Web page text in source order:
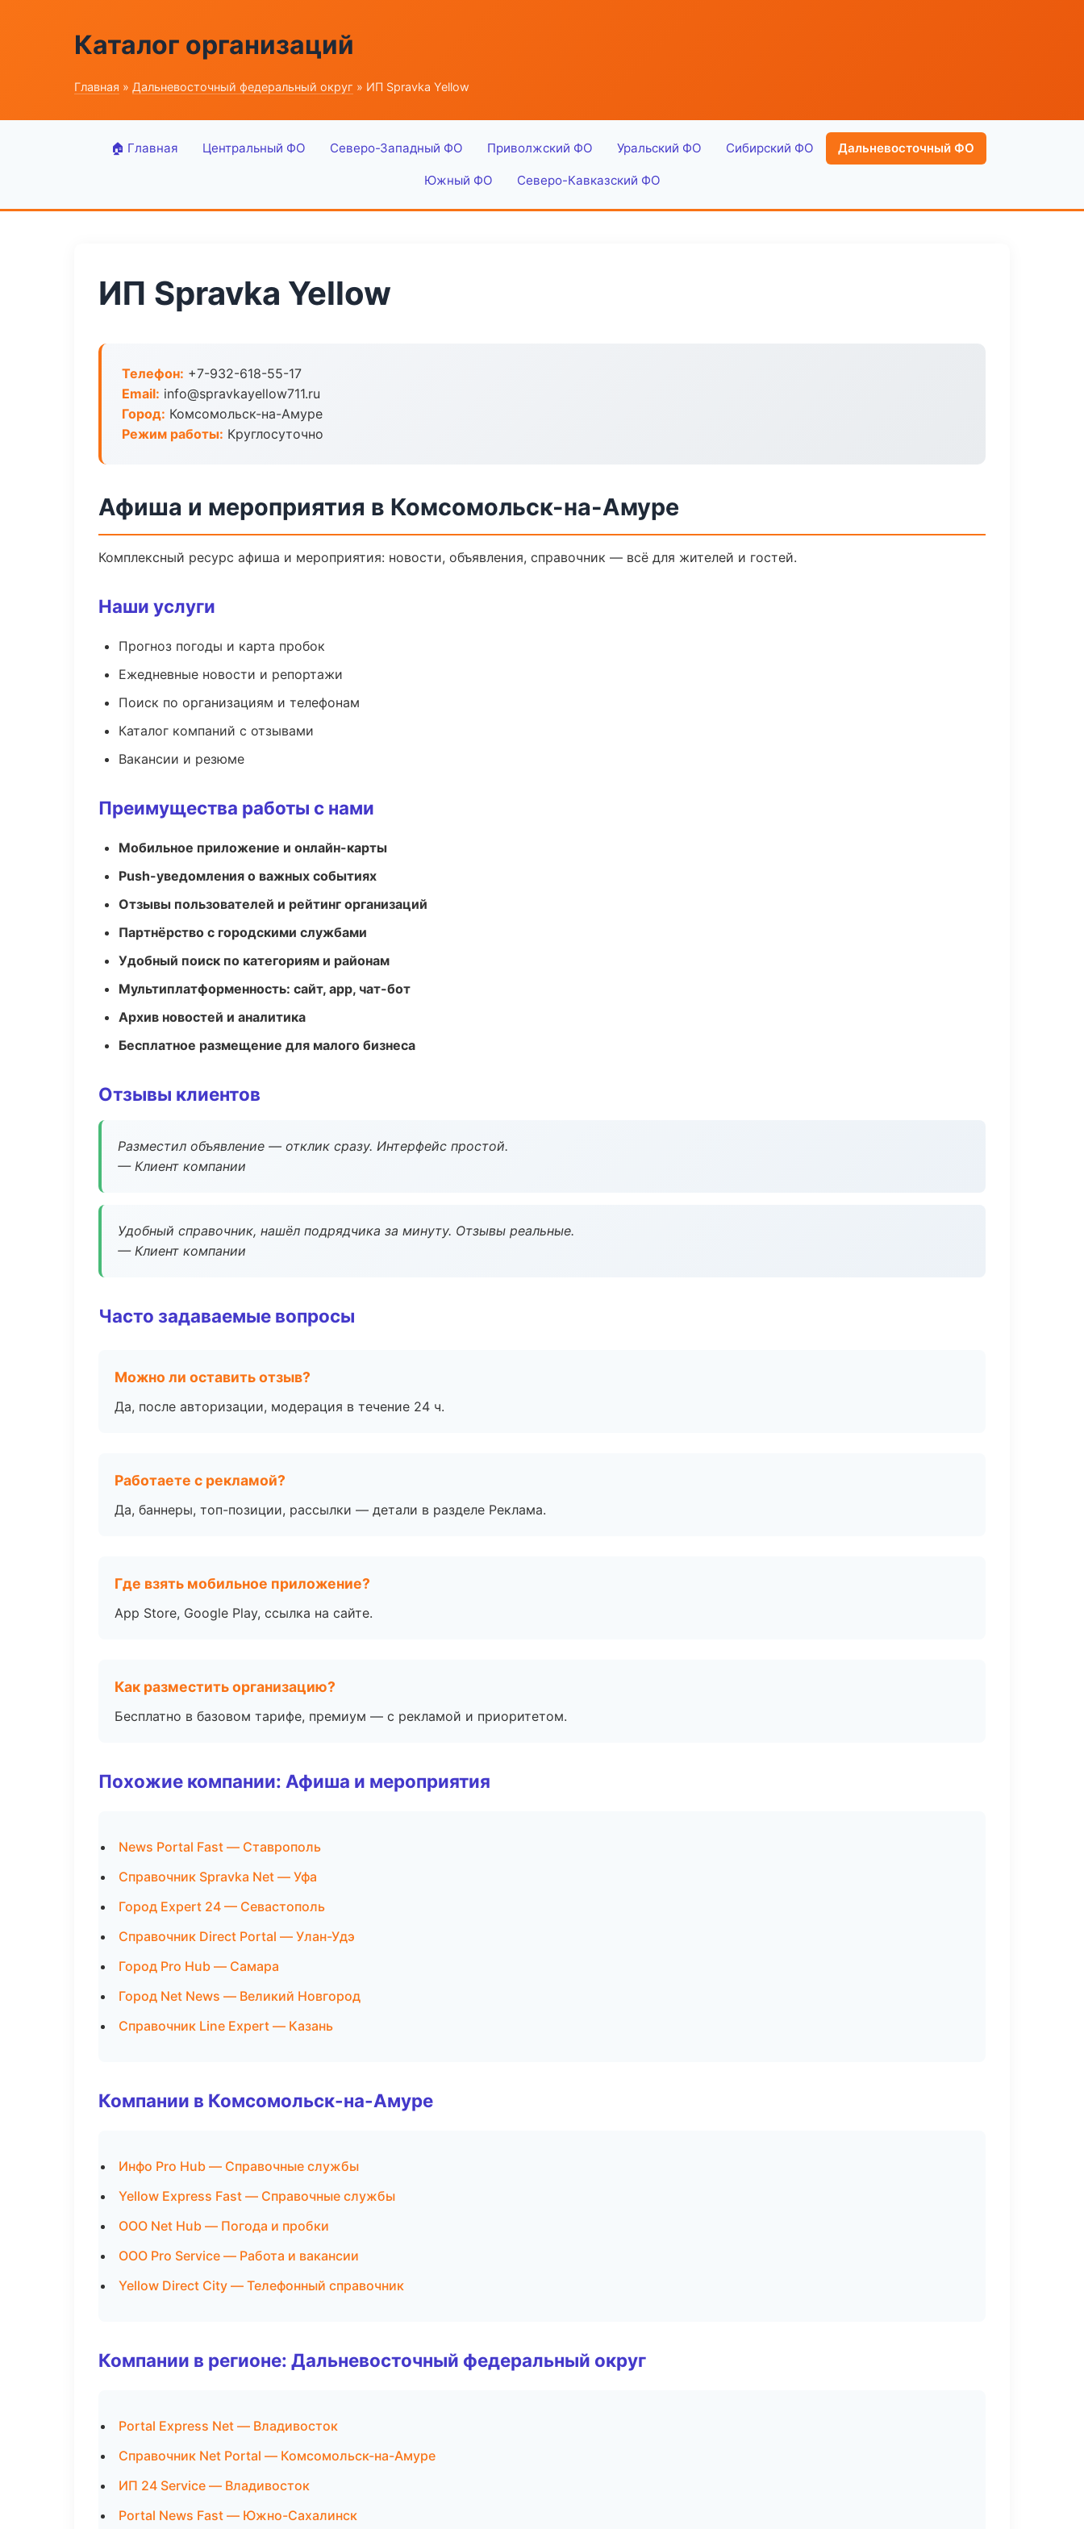
Каталог организаций
Главная » Дальневосточный федеральный округ » ИП Spravka Yellow
🏠 Главная Центральный ФО Северо-Западный ФО Приволжский ФО Уральский ФО Сибирский ФО Дальневосточный ФО
Южный ФО Северо-Кавказский ФО
ИП Spravka Yellow
Телефон: +7-932-618-55-17
Email: info@spravkayellow711.ru
Город: Комсомольск-на-Амуре
Режим работы: Круглосуточно
Афиша и мероприятия в Комсомольск-на-Амуре
Комплексный ресурс афиша и мероприятия: новости, объявления, справочник — всё для жителей и гостей.
Наши услуги
Прогноз погоды и карта пробок
Ежедневные новости и репортажи
Поиск по организациям и телефонам
Каталог компаний с отзывами
Вакансии и резюме
Преимущества работы с нами
Мобильное приложение и онлайн-карты
Push-уведомления о важных событиях
Отзывы пользователей и рейтинг организаций
Партнёрство с городскими службами
Удобный поиск по категориям и районам
Мультиплатформенность: сайт, app, чат-бот
Архив новостей и аналитика
Бесплатное размещение для малого бизнеса
Отзывы клиентов
Разместил объявление — отклик сразу. Интерфейс простой.
— Клиент компании
Удобный справочник, нашёл подрядчика за минуту. Отзывы реальные.
— Клиент компании
Часто задаваемые вопросы
Можно ли оставить отзыв?
Да, после авторизации, модерация в течение 24 ч.
Работаете с рекламой?
Да, баннеры, топ-позиции, рассылки — детали в разделе Реклама.
Где взять мобильное приложение?
App Store, Google Play, ссылка на сайте.
Как разместить организацию?
Бесплатно в базовом тарифе, премиум — с рекламой и приоритетом.
Похожие компании: Афиша и мероприятия
News Portal Fast — Ставрополь
Справочник Spravka Net — Уфа
Город Expert 24 — Севастополь
Справочник Direct Portal — Улан-Удэ
Город Pro Hub — Самара
Город Net News — Великий Новгород
Справочник Line Expert — Казань
Компании в Комсомольск-на-Амуре
Инфо Pro Hub — Справочные службы
Yellow Express Fast — Справочные службы
ООО Net Hub — Погода и пробки
ООО Pro Service — Работа и вакансии
Yellow Direct City — Телефонный справочник
Компании в регионе: Дальневосточный федеральный округ
Portal Express Net — Владивосток
Справочник Net Portal — Комсомольск-на-Амуре
ИП 24 Service — Владивосток
Portal News Fast — Южно-Сахалинск